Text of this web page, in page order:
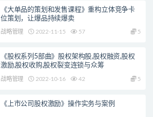
《大单品的策划和发售课程》重构立体竞争卡
位策划，让爆品持续爆卖
战略管理 2022-11-15 57 5
《股权系列5部曲》股权架构股,股权融资,股权
激励,股权收购,股权裂变连锁与众筹
战略管理 2022-10-16 42 5
《上市公司股权激励》操作实务与案例